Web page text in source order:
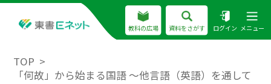
教科の広場 資料をさがす ログイン メニュー
TOP
「何故」から始まる国語 ～他言語（英語）を通して